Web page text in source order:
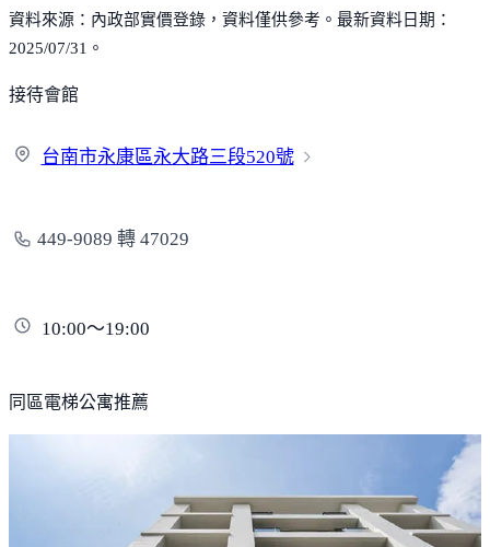
資料來源：內政部實價登錄，資料僅供參考。最新資料日期：
2025/07/31。
接待會館
台南市永康區永大路三段520號
449-9089 轉 47029
10:00～19:00
同區電梯公寓推薦